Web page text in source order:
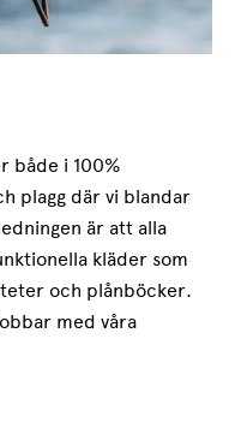
både i 100%
plagg där vi blandar
är att alla
kläder som
och plånböcker.
med våra